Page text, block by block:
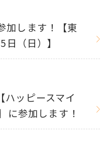
加します！【東
（日）】
ハッピースマイ
に参加します！